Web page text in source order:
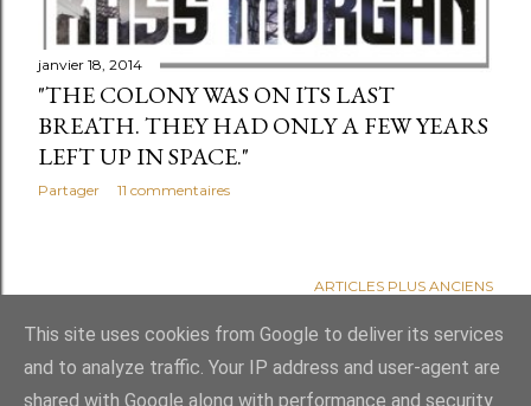
janvier 18, 2014
"THE COLONY WAS ON ITS LAST
BREATH. THEY HAD ONLY A FEW YEARS
LEFT UP IN SPACE."
Partager 11 commentaires
ARTICLES PLUS ANCIENS
This site uses cookies from Google to deliver its services
and to analyze traffic. Your IP address and user-agent are
shared with Google along with performance and security